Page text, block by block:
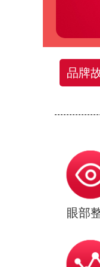
品牌
眼部